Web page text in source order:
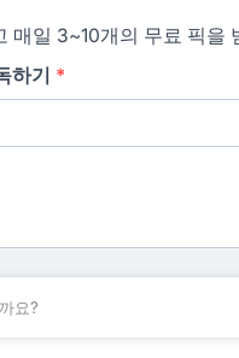
매일 3~10개의 무료 픽을
하기 *
요?